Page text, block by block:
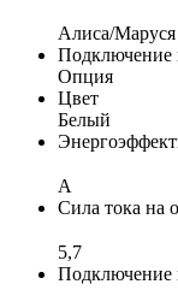
Алиса/Маруся
Подключение
Опция
Цвет
Белый
A
Сила тока на
5,7
Подключение